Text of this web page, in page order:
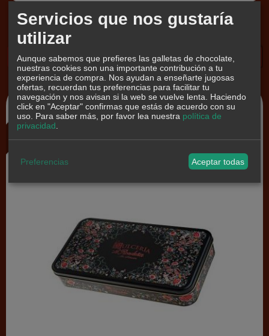
Lata surtida de Navidad "La...
Pedir Información
Agotado
Servicios que nos gustaría
utilizar
Aunque sabemos que prefieres las galletas de chocolate,
nuestras cookies son una importante contribución a tu
experiencia de compra. Nos ayudan a enseñarte jugosas
ofertas, recuerdan tus preferencias para facilitar tu
navegación y nos avisan si la web se vuelve lenta. Haciendo
click en "Aceptar" confirmas que estás de acuerdo con su
uso. Para saber más, por favor lea nuestra política de
privacidad
Preferencias Aceptar todas